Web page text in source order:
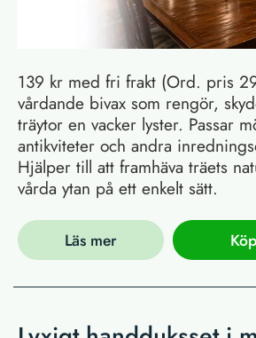
139 kr med fri frakt (Ord. pris
vårdande bivax som rengör,
träytor en vacker lyster. Passar
antikviteter och andra
Hjälper till att framhäva träets
vårda ytan på ett enkelt sätt.
Läs mer Köp